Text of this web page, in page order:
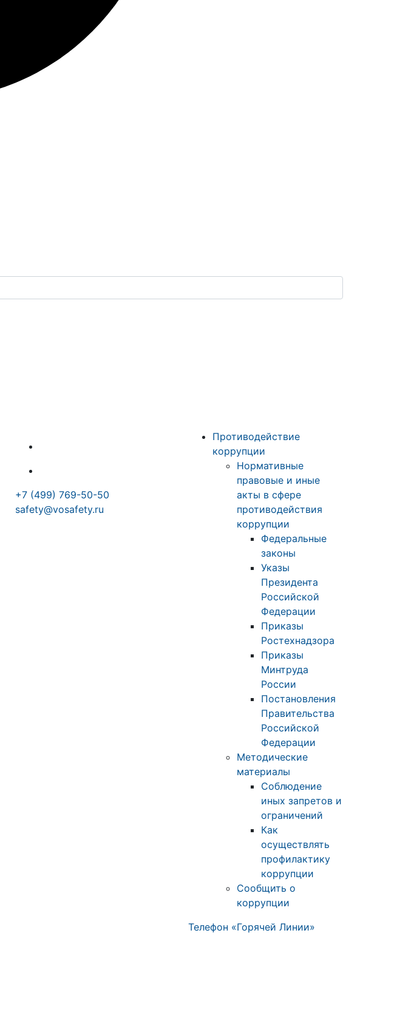
+7 (499) 769-50-50
safety@vosafety.ru
Противодействие
коррупции
Нормативные
правовые и иные
акты в сфере
противодействия
коррупции
Федеральные
законы
Указы
Президента
Российской
Федерации
Приказы
Ростехнадзора
Приказы
Минтруда
России
Постановления
Правительства
Российской
Федерации
Методические
материалы
Соблюдение
иных запретов и
ограничений
Как
осуществлять
профилактику
коррупции
Сообщить о
коррупции
Телефон «Горячей Линии»